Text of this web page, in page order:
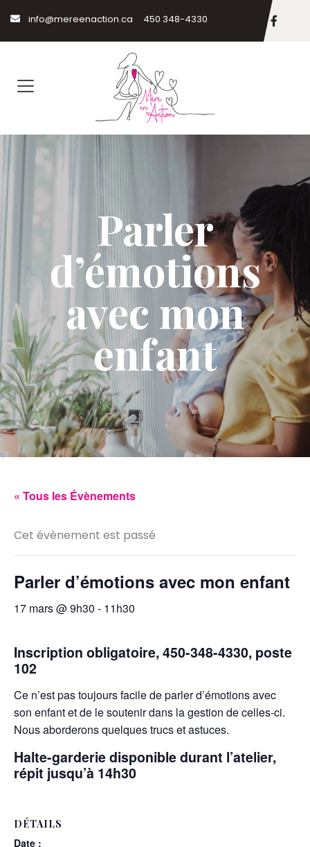
info@mereenaction.ca 450 348-4330
Parler
d’émotions
avec mon
enfant
« Tous les Évènements
Cet évènement est passé
Parler d’émotions avec mon enfant
17 mars @ 9h30 - 11h30
Inscription obligatoire, 450-348-4330, poste
102
Ce n’est pas toujours facile de parler d’émotions avec
son enfant et de le soutenir dans la gestion de celles-ci.
Nous aborderons quelques trucs et astuces.
Halte-garderie disponible durant l’atelier,
répit jusqu’à 14h30
DÉTAILS
Date :